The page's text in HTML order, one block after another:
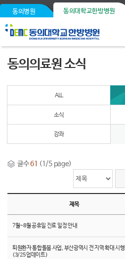
동의병원 동의대학교한방병원
동의의료원 소식
ALL
소식
강좌
글수61 (1/5 page)
제목
7월~8월 공휴일 진료 일정 안내
퇴원환자 통합돌봄 사업, 부산광역시 전 지역 확대 시행
(3/25 업데이트)